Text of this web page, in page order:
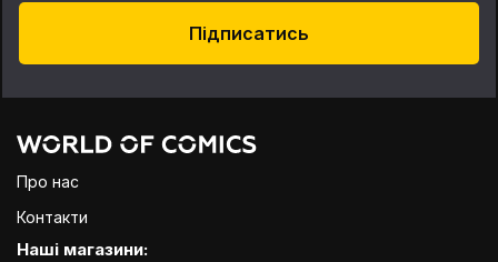
Підписатись
Про нас
Контакти
Наші магазини: